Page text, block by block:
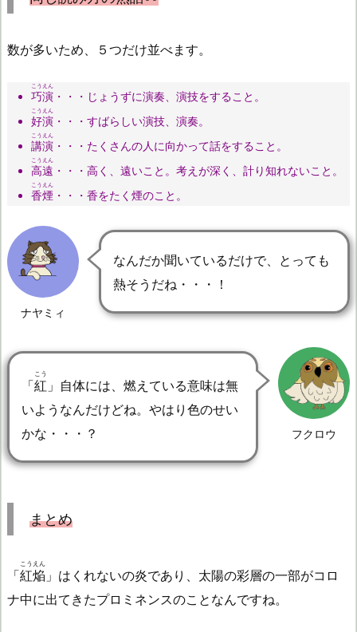
数が多いため、５つだけ並べます。
巧演
こうえん
・・・じょうずに演奏、演技をすること。
好演
こうえん
・・・すばらしい演技、演奏。
講演
こうえん
・・・たくさんの人に向かって話をすること。
高遠
こうえん
・・・高く、遠いこと。考えが深く、計り知れないこと。
香煙
こうえん
・・・香をたく煙のこと。
ナヤミィ
なんだか聞いているだけで、とっても
熱そうだね・・・！
フクロウ
「紅
こう
」自体には、燃えている意味は無
いようなんだけどね。やはり色のせい
かな・・・？
まとめ
「紅焔
こうえん
」はくれないの炎であり、太陽の彩層の一部がコロ
ナ中に出てきたプロミネンスのことなんですね。